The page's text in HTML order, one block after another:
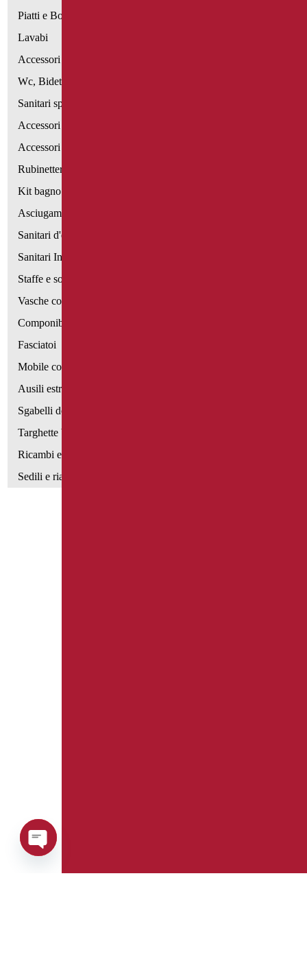
Piatti e Box Doccia
Lavabi
Accessori per Lavabo
Wc, Bidet e pareti attrezzate
Sanitari speciali
Accessori per WC
Accessori bagno
Rubinetteria
Kit bagno a norma
Asciugamani elettrici
Sanitari d'emergenza
Sanitari Inox
Staffe e sostegni per cartongesso
Vasche con sportello
Componibili corrimano
Fasciatoi
Mobile con poltrona
Ausili estraibili
Sgabelli doccia
Targhette bagno
Ricambi e minuteria
Sedili e rialzi WC